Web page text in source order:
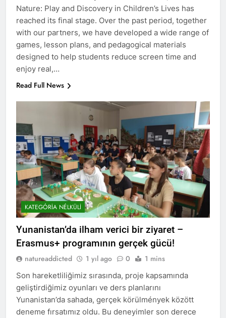
Nature: Play and Discovery in Children’s Lives has
reached its final stage. Over the past period, together
with our partners, we have developed a wide range of
games, lesson plans, and pedagogical materials
designed to help students reduce screen time and
enjoy real,…
Read Full News
KATEGÓRIA NÉLKÜLI
Yunanistan’da ilham verici bir ziyaret –
Erasmus+ programının gerçek gücü!
natureaddicted 1 yıl ago 0 1 mins
Son hareketliliğimiz sırasında, proje kapsamında
geliştirdiğimiz oyunları ve ders planlarını
Yunanistan’da sahada, gerçek körülmények között
deneme fırsatımız oldu. Bu deneyimler son derece